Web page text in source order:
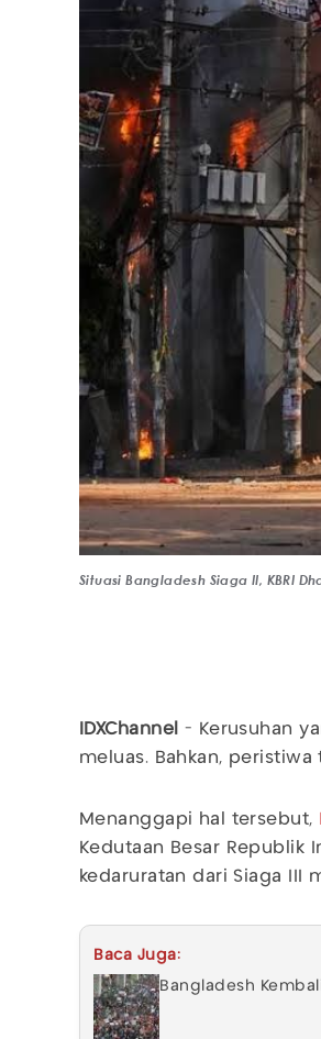
Situasi Bangladesh Siaga II, KBRI
IDXChannel - Kerusuhan
meluas. Bahkan,
Menanggapi hal tersebut,
Kedutaan Besar Republik
kedaruratan dari Siaga III
Baca Juga:
Bangladesh